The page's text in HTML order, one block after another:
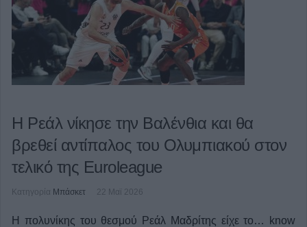
Η Ρεάλ νίκησε την Βαλένθια και θα
βρεθεί αντίπαλος του Ολυμπιακού στον
τελικό της Euroleague
Κατηγορία Μπάσκετ 22 Μαϊ 2026
Η πολυνίκης του θεσμού Ρεάλ Μαδρίτης είχε το… know